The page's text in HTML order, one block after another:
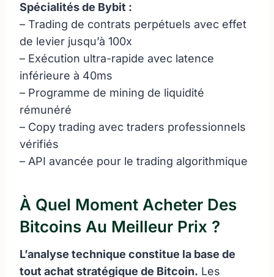
Spécialités de Bybit :
– Trading de contrats perpétuels avec effet
de levier jusqu’à 100x
– Exécution ultra-rapide avec latence
inférieure à 40ms
– Programme de mining de liquidité
rémunéré
– Copy trading avec traders professionnels
vérifiés
– API avancée pour le trading algorithmique
À Quel Moment Acheter Des
Bitcoins Au Meilleur Prix ?
L’analyse technique constitue la base de
tout achat stratégique de Bitcoin. Les